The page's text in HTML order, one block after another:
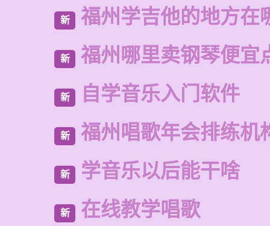
新 福州学吉他的地方在
新 福州哪里卖钢琴便宜
新 自学音乐入门软件
新 福州唱歌年会排练机
新 学音乐以后能干啥
新 在线教学唱歌